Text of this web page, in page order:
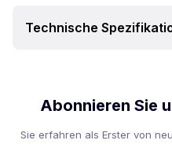
Technische
Abonnieren Sie
Sie erfahren als Erster von